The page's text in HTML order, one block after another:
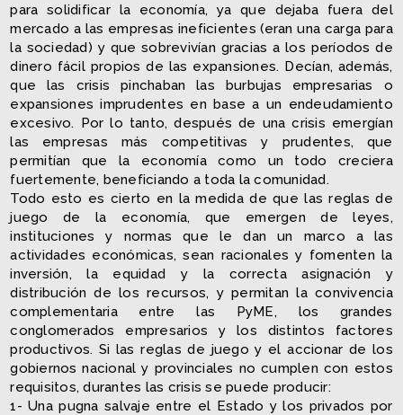
para solidificar la economía, ya que dejaba fuera del
mercado a las empresas ineficientes (eran una carga para
la sociedad) y que sobrevivían gracias a los períodos de
dinero fácil propios de las expansiones. Decían, además,
que las crisis pinchaban las burbujas empresarias o
expansiones imprudentes en base a un endeudamiento
excesivo. Por lo tanto, después de una crisis emergían
las empresas más competitivas y prudentes, que
permitían que la economía como un todo creciera
fuertemente, beneficiando a toda la comunidad.
Todo esto es cierto en la medida de que las reglas de
juego de la economía, que emergen de leyes,
instituciones y normas que le dan un marco a las
actividades económicas, sean racionales y fomenten la
inversión, la equidad y la correcta asignación y
distribución de los recursos, y permitan la convivencia
complementaria entre las PyME, los grandes
conglomerados empresarios y los distintos factores
productivos. Si las reglas de juego y el accionar de los
gobiernos nacional y provinciales no cumplen con estos
requisitos, durantes las crisis se puede producir:
1- Una pugna salvaje entre el Estado y los privados por